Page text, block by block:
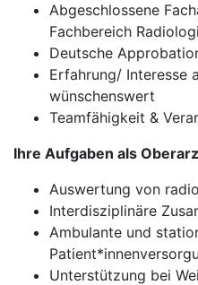
Abgeschlossene
Fachbereich
Deutsche
Erfahrung/ Interesse
wünschenswert
Teamfähigkeit &
Ihre Aufgaben als
Auswertung von
Interdisziplinäre
Ambulante und
Unterstützung bei